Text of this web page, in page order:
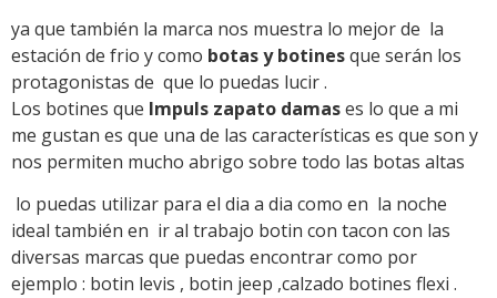
ya que también la marca nos muestra lo mejor de la
estación de frio y como botas y botinesque serán los
protagonistas de que lo puedas lucir .
Los botines que Impuls zapato damases lo que a mi
me gustan es que una de las características es que son y
nos permiten mucho abrigo sobre todo las botas altas
lo puedas utilizar para el dia a dia como en la noche
ideal también en ir al trabajo botin con tacon con las
diversas marcas que puedas encontrar como por
ejemplo : botin levis , botin jeep ,calzado botines flexi .